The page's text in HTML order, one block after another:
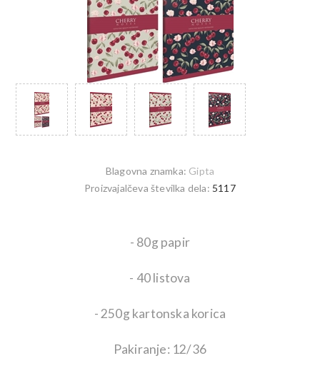
Blagovna znamka: Gipta
Proizvajalčeva številka dela: 5117
- 80g papir
- 40 listova
- 250g kartonska korica
Pakiranje: 12/36